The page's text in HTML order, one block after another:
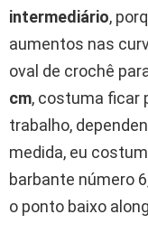
intermediário,
aumentos nas
oval de crochê
cm, costuma ficar
trabalho,
medida, eu
barbante número
o ponto baixo